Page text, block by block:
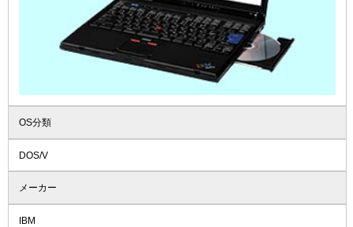
OS分類
DOS/V
メーカー
IBM